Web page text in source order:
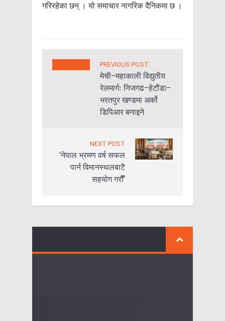
गरिरहेका छन् । यो समाचार नागरिक दैनिकमा छ ।
PREVIOUS POST
मेची–महाकाली विद्युतीय
रेलमार्गः निजगढ–हेटौंडा–
भरतपुर खण्डमा अर्को
डिपिआर बनाइने
NEXT POST
‘नेपाल भ्रमण वर्ष सफल
पार्न विमानस्थलबाटै
सहयोग गरौँ’